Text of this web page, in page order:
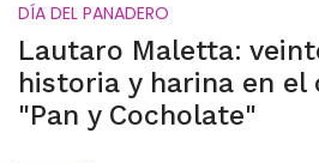
DÍA DEL PANADERO
Lautaro Maletta:
historia y harina en el
"Pan y Cocholate"